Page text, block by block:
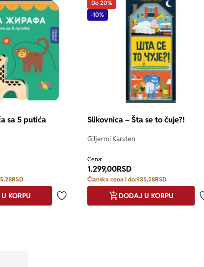
sa 5 putića
RSD
Dodaj u omiljene
KORPU
Do 20%
-10%
Slikovnica – Šta se to čuje?!
Giljermi Karsten
Cena:
1.299,00RSD
Članska cena i do:935,28RSD
DODAJ U KORPU